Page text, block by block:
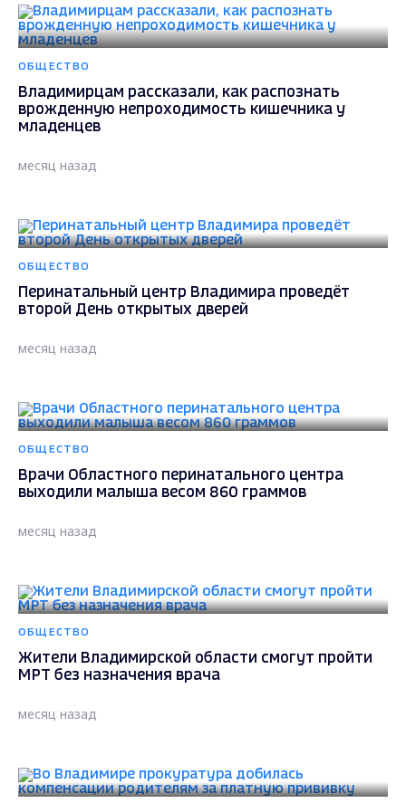
ОБЩЕСТВО
Владимирцам рассказали, как распознать
врожденную непроходимость кишечника у
младенцев
месяц назад
ОБЩЕСТВО
Перинатальный центр Владимира проведёт
второй День открытых дверей
месяц назад
ОБЩЕСТВО
Врачи Областного перинатального центра
выходили малыша весом 860 граммов
месяц назад
ОБЩЕСТВО
Жители Владимирской области смогут пройти
МРТ без назначения врача
месяц назад